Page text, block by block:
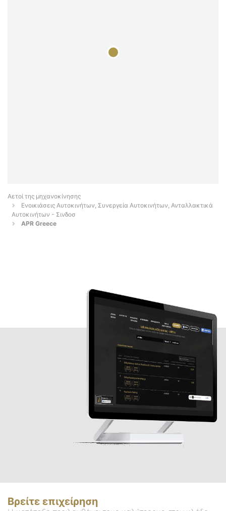
Αετοί της μηχανοκίνησης
Ενοικιάσεις Αυτοκινήτων, Συνεργεία Αυτοκινήτων, Ανταλλακτικά
Αυτοκινήτων - Σινδοσ
APR Greece
Βρείτε επιχείρηση